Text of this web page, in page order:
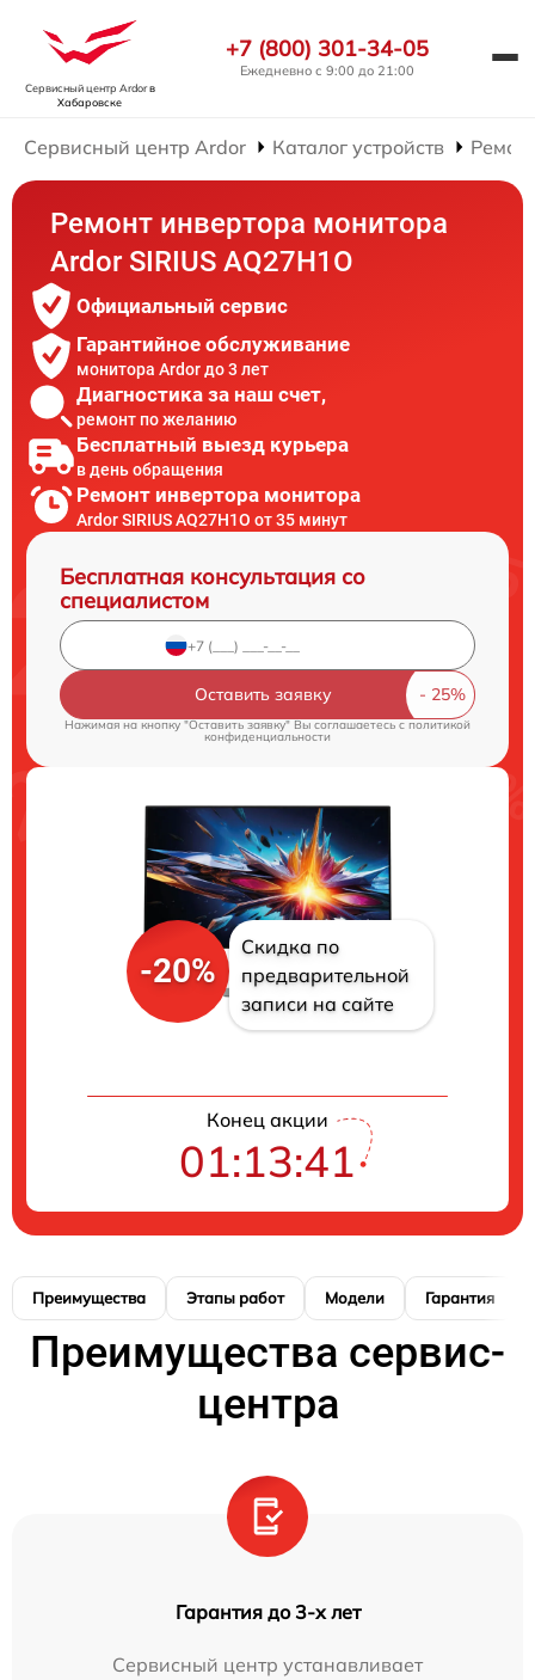
Сервисный центр Ardorв
Хабаровске
+7 (800) 301-34-05
Ежедневно с 9:00 до 21:00
Сервисный центр Ardor Каталог устройств
Ремонт инвертора монитора
Ardor SIRIUS AQ27H1O
Официальный сервис
Гарантийное обслуживание
монитора Ardor до 3 лет
Диагностика за наш счет,
ремонт по желанию
Бесплатный выезд курьера
в день обращения
Ремонт инвертора монитора
Ardor SIRIUS AQ27H1O от 35 минут
Бесплатная консультация со
специалистом
Оставить заявку
Нажимая на кнопку "Оставить заявку" Вы соглашаетесь cполитикой
конфиденциальности
-20%
Скидка по
предварительной
записи на сайте
Конец акции
01:13:41
Преимущества Этапы работ Модели Гарантия
Преимущества сервис-
центра
Гарантия до 3-х лет
Сервисный центр устанавливает